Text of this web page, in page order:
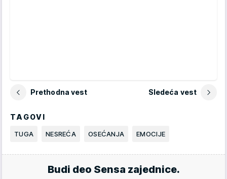
Prethodna vest Sledeća vest
TAGOVI
TUGA NESREĆA OSEĆANJA EMOCIJE
Budi deo Sensa zajednice.